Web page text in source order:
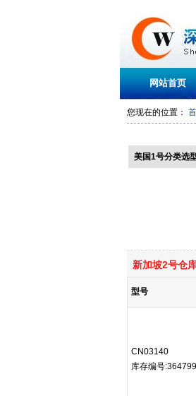
网站首页
您现在的位置：
美国1号分类选
新加坡2号仓
型号
CN03140
库存编号